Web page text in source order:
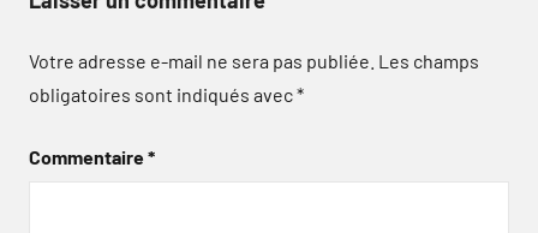
Votre adresse e-mail ne sera pas publiée. Les champs
obligatoires sont indiqués avec*
Commentaire*